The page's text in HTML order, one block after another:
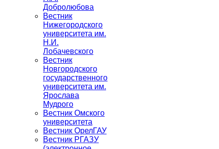
Добролюбова
Вестник
Нижегородского
университета им.
Н.И.
Лобачевского
Вестник
Новгородского
государственного
университета им.
Ярослава
Мудрого
Вестник Омского
университета
Вестник ОрелГАУ
Вестник РГАЗУ